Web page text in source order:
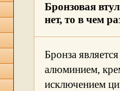
Бронзовая
нет, то в чем
Бронза
алюминием,
исключением